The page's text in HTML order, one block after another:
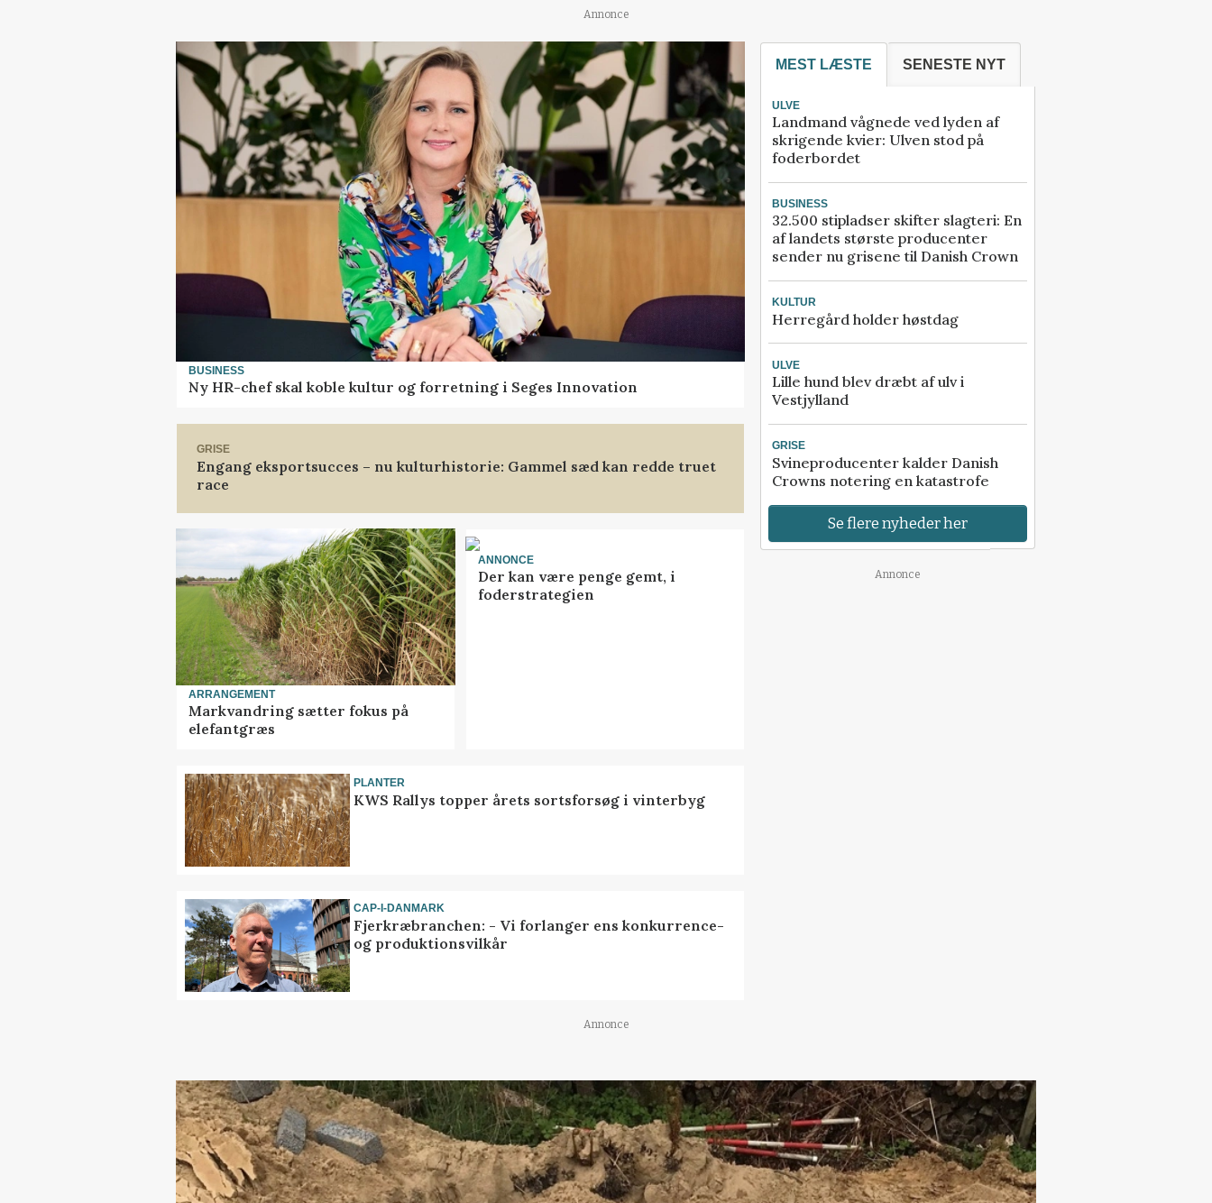
Annonce
BUSINESS
Ny HR-chef skal koble kultur og forretning i Seges Innovation
GRISE
Engang eksportsucces – nu kulturhistorie: Gammel sæd kan redde truet
race
ARRANGEMENT
Markvandring sætter fokus på
elefantgræs
ANNONCE
Der kan være penge gemt, i
foderstrategien
PLANTER
KWS Rallys topper årets sortsforsøg i vinterbyg
CAP-I-DANMARK
Fjerkræbranchen: - Vi forlanger ens konkurrence-
og produktionsvilkår
MEST LÆSTE SENESTE NYT
ULVE
Landmand vågnede ved lyden af
skrigende kvier: Ulven stod på
foderbordet
BUSINESS
32.500 stipladser skifter slagteri: En
af landets største producenter
sender nu grisene til Danish Crown
KULTUR
Herregård holder høstdag
ULVE
Lille hund blev dræbt af ulv i
Vestjylland
GRISE
Svineproducenter kalder Danish
Crowns notering en katastrofe
Se flere nyheder her
Annonce
Annonce